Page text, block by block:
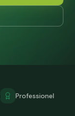
Professionel